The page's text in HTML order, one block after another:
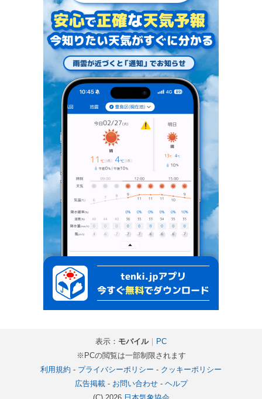
表示： モバイル｜ PC
※PCの閲覧は一部制限されます
利用規約 - プライバシーポリシー - クッキーポリシー
広告掲載- お問い合わせ- ヘルプ